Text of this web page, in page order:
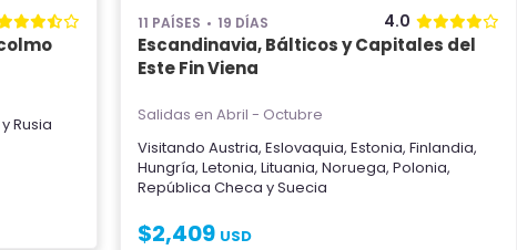
yRusia
11 PAÍSES 19 DÍAS 4.0
Escandinavia, Bálticos y Capitales del
Este Fin Viena
Salidas en Abril - Octubre
Visitando Austria, Eslovaquia, Estonia, Finlandia,
Hungría, Letonia, Lituania, Noruega, Polonia,
República Checa ySuecia
$2,409 USD